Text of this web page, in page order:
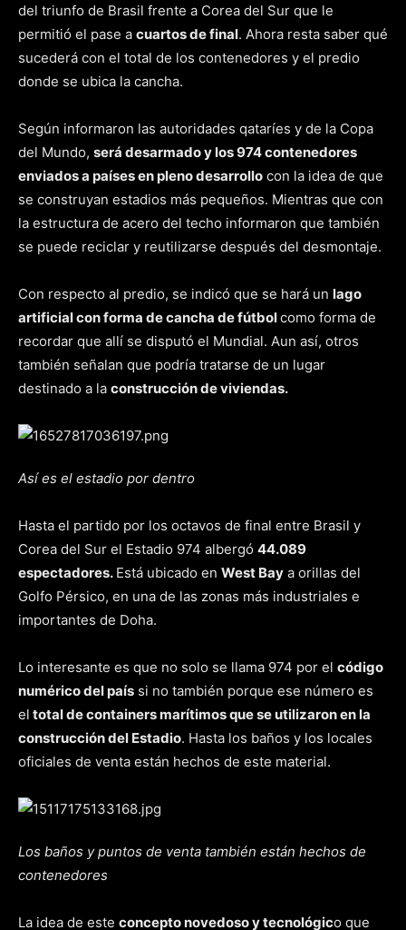
del triunfo de Brasil frente a Corea del Sur que le
permitió el pase a cuartos de final. Ahora resta saber qué
sucederá con el total de los contenedores y el predio
donde se ubica la cancha.
Según informaron las autoridades qataríes y de la Copa
del Mundo, será desarmado y los 974 contenedores
enviados a países en pleno desarrollo con la idea de que
se construyan estadios más pequeños. Mientras que con
la estructura de acero del techo informaron que también
se puede reciclar y reutilizarse después del desmontaje.
Con respecto al predio, se indicó que se hará un lago
artificial con forma de cancha de fútbolcomo forma de
recordar que allí se disputó el Mundial. Aun así, otros
también señalan que podría tratarse de un lugar
destinado a la construcción de viviendas.
Así es el estadio por dentro
Hasta el partido por los octavos de final entre Brasil y
Corea del Sur el Estadio 974 albergó 44.089
espectadores. Está ubicado en West Bay a orillas del
Golfo Pérsico, en una de las zonas más industriales e
importantes de Doha.
Lo interesante es que no solo se llama 974 por el código
numérico del país si no también porque ese número es
el total de containers marítimos que se utilizaron en la
construcción del Estadio. Hasta los baños y los locales
oficiales de venta están hechos de este material.
Los baños y puntos de venta también están hechos de
contenedores
La idea de este concepto novedoso y tecnológico que